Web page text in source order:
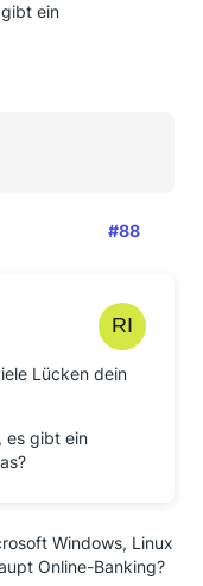
ein
#88
Lücken dein
es gibt ein
Windows, Linux
Online-Banking?